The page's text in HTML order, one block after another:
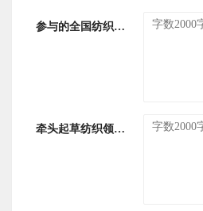
参与的全国纺织领域专业标准化技术委员会（SAC/TC或SC）编号和名称：
牵头起草纺织领域GB、FZ标准清单：